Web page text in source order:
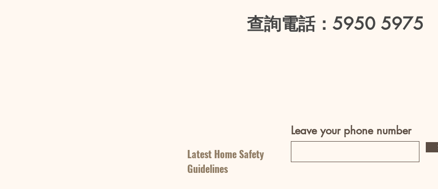
查詢電話：5950 5975
Leave your phone number
Latest Home Safety
Guidelines